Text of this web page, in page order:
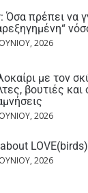
Όσα πρέπει να
2026
με τον
βουτιές
2026
LOVE(birds)
2026